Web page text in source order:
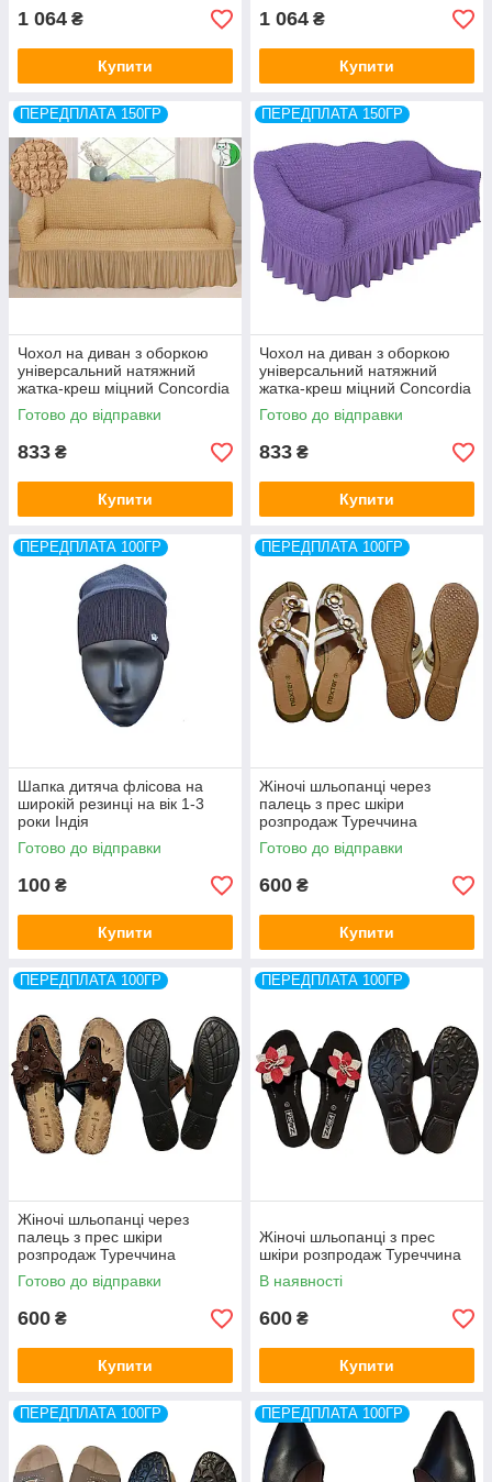
1 064 ₴
Купити
1 064 ₴
Купити
ПЕРЕДПЛАТА 150ГР
Чохол на диван з оборкою
універсальний натяжний
жатка-креш міцний Concordia
Venera Туреччина
Готово до відправки
833 ₴
Купити
ПЕРЕДПЛАТА 150ГР
Чохол на диван з оборкою
універсальний натяжний
жатка-креш міцний Concordia
Venera Туреччина
Готово до відправки
833 ₴
Купити
ПЕРЕДПЛАТА 100ГР
Шапка дитяча флісова на
широкій резинці на вік 1-3
роки Індія
Готово до відправки
100 ₴
Купити
ПЕРЕДПЛАТА 100ГР
Жіночі шльопанці через
палець з прес шкіри
розпродаж Туреччина
Готово до відправки
600 ₴
Купити
ПЕРЕДПЛАТА 100ГР
Жіночі шльопанці через
палець з прес шкіри
розпродаж Туреччина
Готово до відправки
600 ₴
Купити
ПЕРЕДПЛАТА 100ГР
Жіночі шльопанці з прес
шкіри розпродаж Туреччина
В наявності
600 ₴
Купити
ПЕРЕДПЛАТА 100ГР ПЕРЕДПЛАТА 100ГР